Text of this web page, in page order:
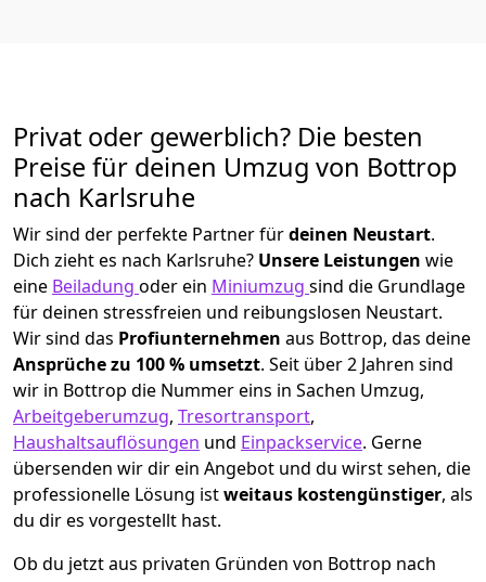
Privat oder gewerblich? Die besten
Preise für deinen Umzug von Bottrop
nach Karlsruhe
Wir sind der perfekte Partner fürdeinen Neustart.
Dich zieht es nach Karlsruhe? Unsere Leistungen wie
eine Beiladung oder ein Miniumzug sind die Grundlage
für deinen stressfreien und reibungslosen Neustart.
Wir sind das Profiunternehmen aus Bottrop, das deine
Ansprüche zu 100 % umsetzt. Seit über 2 Jahren sind
wir in Bottrop die Nummer eins in Sachen Umzug,
Arbeitgeberumzug, Tresortransport,
Haushaltsauflösungen und Einpackservice. Gerne
übersenden wir dir ein Angebot und du wirst sehen, die
professionelle Lösung istweitaus kostengünstiger, als
du dir es vorgestellt hast.
Ob du jetzt aus privaten Gründen von Bottrop nach